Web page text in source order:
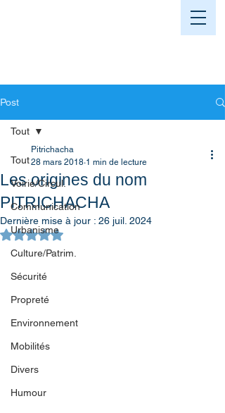
Post
Tout
Voirie/Circul.
Communication
Urbanisme
Culture/Patrim.
Sécurité
Propreté
Environnement
Mobilités
Divers
Humour
Tout
Les origines du nom
PITRICHACHA
Pitrichacha
28 mars 2018 1 min de lecture
Dernière mise à jour : 26 juil. 2024
Noté NaN étoiles sur 5.